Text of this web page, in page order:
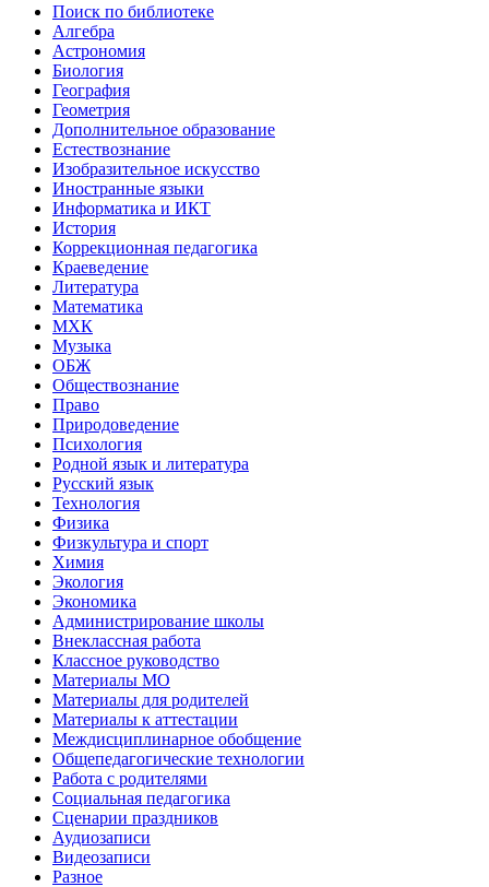
Поиск по библиотеке
Алгебра
Астрономия
Биология
География
Геометрия
Дополнительное образование
Естествознание
Изобразительное искусство
Иностранные языки
Информатика и ИКТ
История
Коррекционная педагогика
Краеведение
Литература
Математика
МХК
Музыка
ОБЖ
Обществознание
Право
Природоведение
Психология
Родной язык и литература
Русский язык
Технология
Физика
Физкультура и спорт
Химия
Экология
Экономика
Администрирование школы
Внеклассная работа
Классное руководство
Материалы МО
Материалы для родителей
Материалы к аттестации
Междисциплинарное обобщение
Общепедагогические технологии
Работа с родителями
Социальная педагогика
Сценарии праздников
Аудиозаписи
Видеозаписи
Разное